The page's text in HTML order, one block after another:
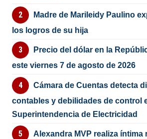
Madre de Marileidy Paulino
los logros de su hija
Precio del dólar en la
este viernes 7 de agosto de 2026
Cámara de Cuentas detecta
contables y debilidades de control
Superintendencia de Electricidad
Alexandra MVP realiza íntima